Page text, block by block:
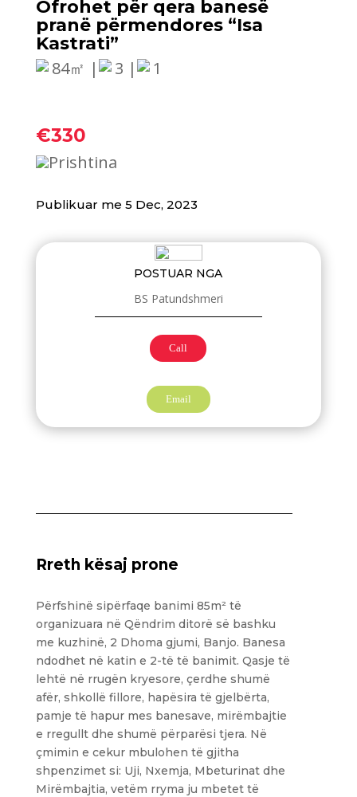
Ofrohet për qera banesë
pranë përmendores “Isa
Kastrati”
84㎡ |
3 | 1
€330
Prishtina
Publikuar me 5 Dec, 2023
POSTUAR NGA
BS Patundshmeri
Call
Email
Rreth kësaj prone
Përfshinë sipërfaqe banimi 85m² të
organizuara në Qëndrim ditorë së bashku
me kuzhinë, 2 Dhoma gjumi, Banjo. Banesa
ndodhet në katin e 2-të të banimit. Qasje të
lehtë në rrugën kryesore, çerdhe shumë
afër, shkollë fillore, hapësira të gjelbërta,
pamje të hapur mes banesave, mirëmbajtie
e rregullt dhe shumë përparësi tjera. Në
çmimin e cekur mbulohen të gjitha
shpenzimet si: Uji, Nxemja, Mbeturinat dhe
Mirëmbajtia, vetëm rryma ju mbetet të